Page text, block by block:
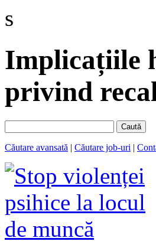
s
Implicațiile
privind
Caută
Căutare avansată | Căutare job-uri |